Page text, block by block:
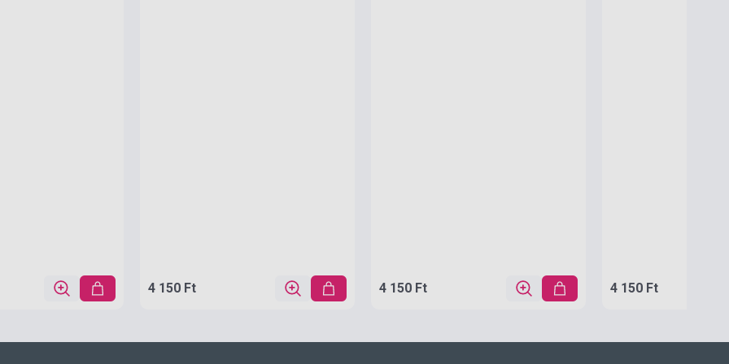
4 150 Ft 4 150 Ft 4 150 Ft